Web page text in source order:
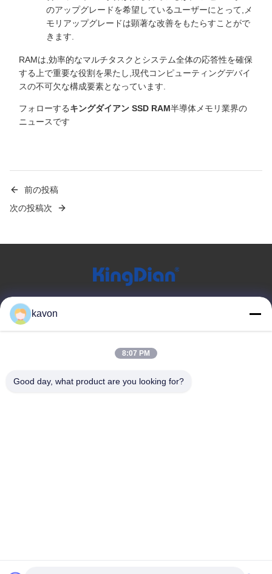
のアップグレードを希望しているユーザーにとって,メ
モリアップグレードは顕著な改善をもたらすことがで
きます.
RAMは,効率的なマルチタスクとシステム全体の応答性を確保
する上で重要な役割を果たし,現代コンピューティングデバイ
スの不可欠な構成要素となっています.
フォローするキングダイアン SSD RAM半導体メモリ業界の
ニュースです
前の投稿
次の投稿次
製品カテゴリー
kavon
8:07 PM
Good day, what product are you looking for?